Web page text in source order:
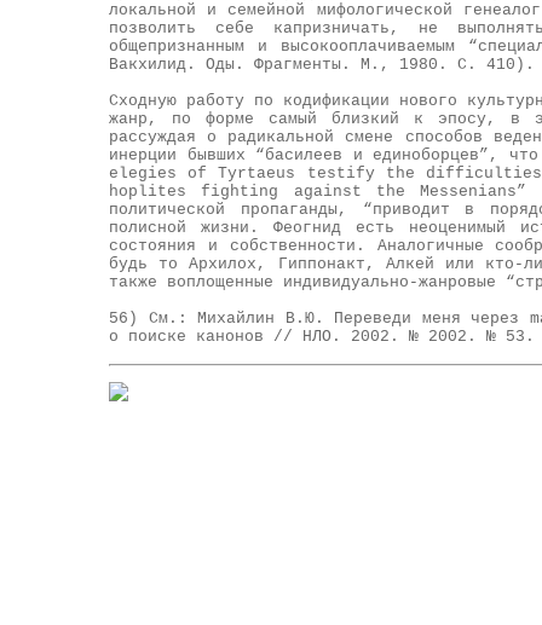
локальной и семейной мифологической
позволить себе капризничать, не
общепризнанным и высокооплачиваемым
Вакхилид. Оды. Фрагменты. М., 1980. С. 410).
Сходную работу по кодификации нового
жанр, по форме самый близкий к эпосу, в
рассуждая о радикальной смене способов
инерции бывших “басилеев и
elegies of Tyrtaeus testify the difficulties
hoplites fighting against the
политической пропаганды, “приводит в
полисной жизни. Феогнид есть неоценимый
состояния и собственности. Аналогичные
будь то Архилох, Гиппонакт, Алкей или кто-
также воплощенные индивидуально-жанровые
56) См.: Михайлин В.Ю. Переведи меня через
о поиске канонов // НЛО. 2002. № 2002. № 53.